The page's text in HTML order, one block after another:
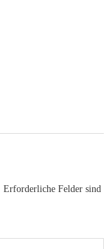
Erforderliche Felder sind